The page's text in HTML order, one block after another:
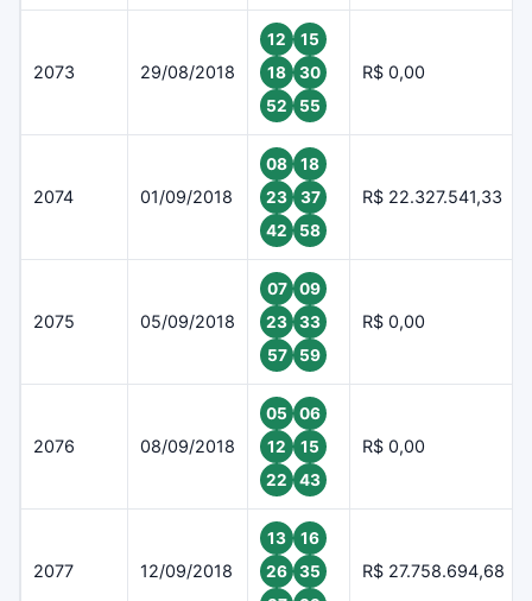
2073 29/08/2018
12
15
18
30
52
55
R$ 0,00
2074 01/09/2018
08
18
23
37
42
58
R$ 22.327.541,33
2075 05/09/2018
07
09
23
33
57
59
R$ 0,00
2076 08/09/2018
05
06
12
15
22
43
R$ 0,00
2077 12/09/2018
13
16
26
35
R$ 27.758.694,68